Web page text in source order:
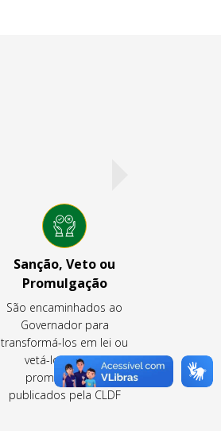
Sanção, Veto ou
Promulgação
São encaminhados ao
Governador para
transformá-los em lei ou
vetá-los ou são
promulgados e
publicados pela CLDF